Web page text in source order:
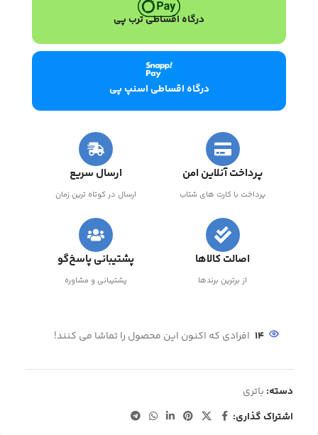
درگاه اقساطی ترب پی
درگاه اقساطی اسنپ پی
پرداخت آنلاین امن
پرداخت با کارت های شتاب
ارسال سریع
ارسال در کوتاه ترین زمان
اصالت کالاها
از برترین برندها
پشتیبانی پاسخ‌گو
پشتیبانی و مشاوره
14 افرادی که اکنون این محصول را تماشا می کنند!
دسته: باتری
اشتراک گذاری: